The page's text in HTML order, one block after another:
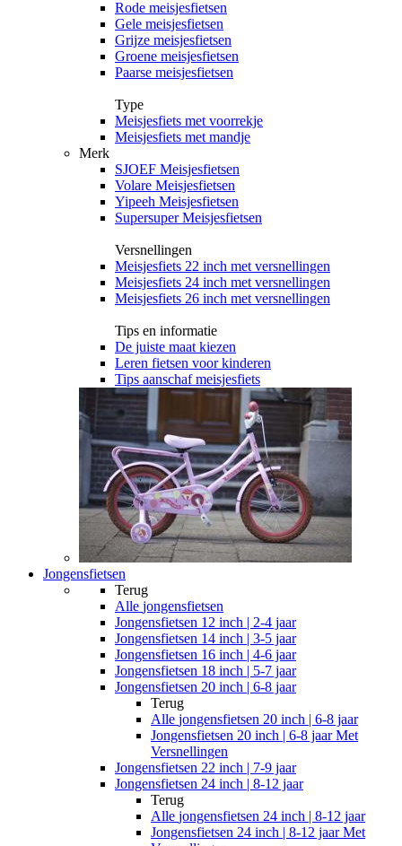
Rode meisjesfietsen
Gele meisjesfietsen
Grijze meisjesfietsen
Groene meisjesfietsen
Paarse meisjesfietsen
Type
Meisjesfiets met voorrekje
Meisjesfiets met mandje
Merk
SJOEF Meisjesfietsen
Volare Meisjesfietsen
Yipeeh Meisjesfietsen
Supersuper Meisjesfietsen
Versnellingen
Meisjesfiets 22 inch met versnellingen
Meisjesfiets 24 inch met versnellingen
Meisjesfiets 26 inch met versnellingen
Tips en informatie
De juiste maat kiezen
Leren fietsen voor kinderen
Tips aanschaf meisjesfiets
Jongensfietsen
Terug
Alle jongensfietsen
Jongensfietsen 12 inch | 2-4 jaar
Jongensfietsen 14 inch | 3-5 jaar
Jongensfietsen 16 inch | 4-6 jaar
Jongensfietsen 18 inch | 5-7 jaar
Jongensfietsen 20 inch | 6-8 jaar
Terug
Alle jongensfietsen 20 inch | 6-8 jaar
Jongensfietsen 20 inch | 6-8 jaar Met
Versnellingen
Jongensfietsen 22 inch | 7-9 jaar
Jongensfietsen 24 inch | 8-12 jaar
Terug
Alle jongensfietsen 24 inch | 8-12 jaar
Jongensfietsen 24 inch | 8-12 jaar Met